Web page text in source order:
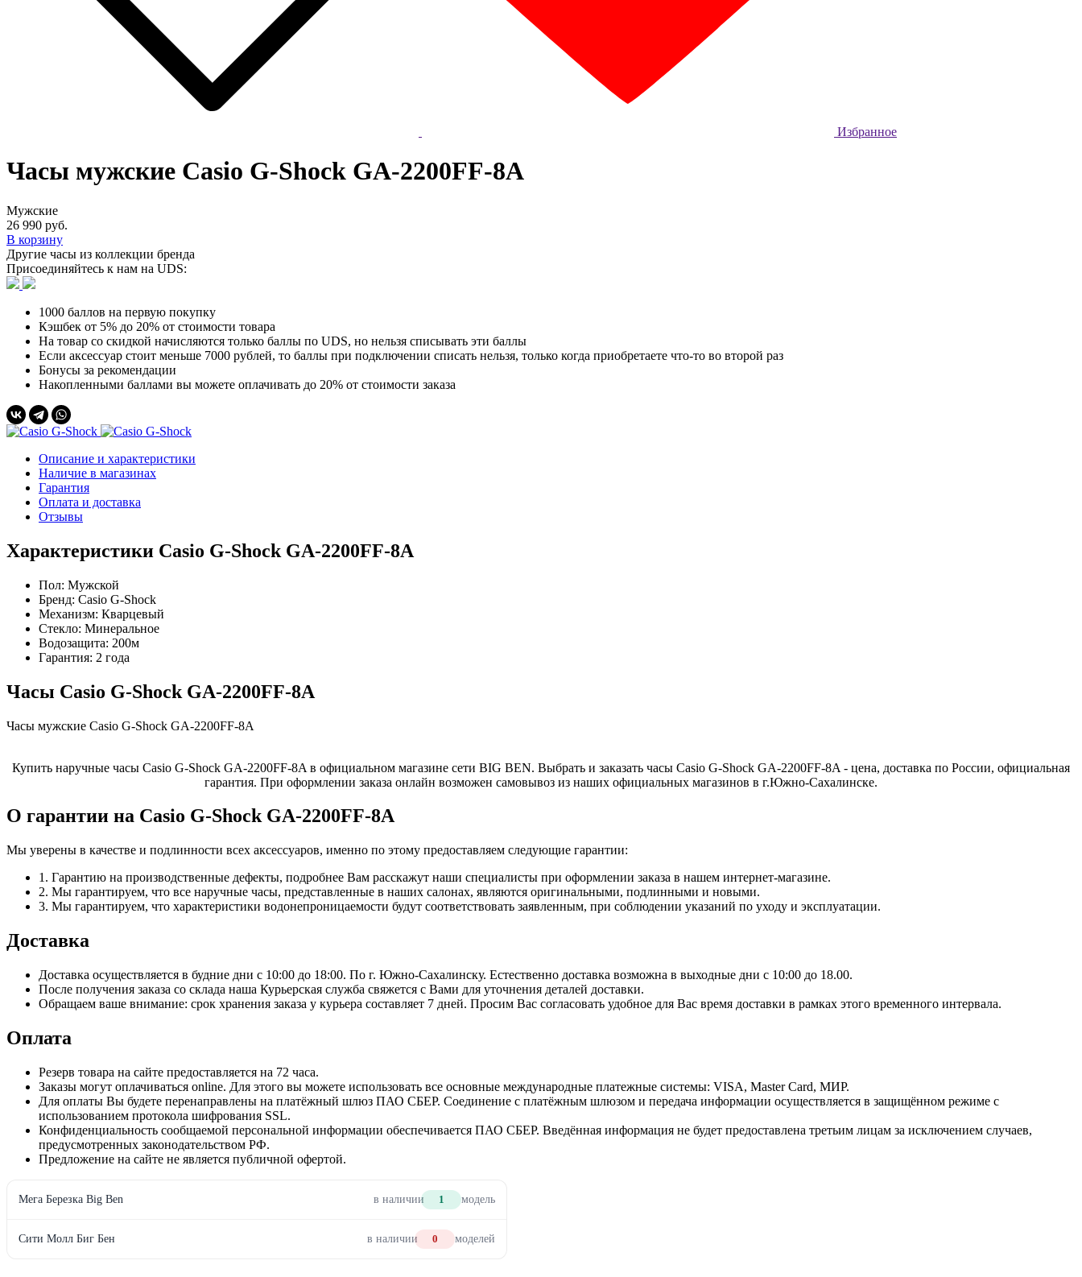
Избранное
Часы мужские Casio G-Shock GA-2200FF-8A
Мужские
26 990 руб.
В корзину
Другие часы из коллекции бренда
Присоединяйтесь к нам на UDS:
1000 баллов на первую покупку
Кэшбек от 5% до 20% от стоимости товара
На товар со скидкой начисляются только баллы по UDS, но нельзя списывать эти баллы
Если аксессуар стоит меньше 7000 рублей, то баллы при подключении списать нельзя, только когда приобретаете что-то во второй раз
Бонусы за рекомендации
Накопленными баллами вы можете оплачивать до 20% от стоимости заказа
Описание и характеристики
Наличие в магазинах
Гарантия
Оплата и доставка
Отзывы
Характеристики Casio G-Shock GA-2200FF-8A
Пол: Мужской
Бренд: Casio G-Shock
Механизм: Кварцевый
Стекло: Минеральное
Водозащита: 200м
Гарантия: 2 года
Часы Casio G-Shock GA-2200FF-8A
Часы мужские Casio G-Shock GA-2200FF-8A
Купить наручные часы Casio G-Shock GA-2200FF-8A в официальном магазине сети BIG BEN. Выбрать и заказать часы Casio G-Shock GA-2200FF-8A - цена, доставка по России, официальная
гарантия. При оформлении заказа онлайн возможен самовывоз из наших официальных магазинов в г.Южно-Сахалинске.
О гарантии на Casio G-Shock GA-2200FF-8A
Мы уверены в качестве и подлинности всех аксессуаров, именно по этому предоставляем следующие гарантии:
1. Гарантию на производственные дефекты, подробнее Вам расскажут наши специалисты при оформлении заказа в нашем интернет-магазине.
2. Мы гарантируем, что все наручные часы, представленные в наших салонах, являются оригинальными, подлинными и новыми.
3. Мы гарантируем, что характеристики водонепроницаемости будут соответствовать заявленным, при соблюдении указаний по уходу и эксплуатации.
Доставка
Доставка осуществляется в будние дни с 10:00 до 18:00. По г. Южно-Сахалинску. Естественно доставка возможна в выходные дни с 10:00 до 18.00.
После получения заказа со склада наша Курьерская служба свяжется с Вами для уточнения деталей доставки.
Обращаем ваше внимание: срок хранения заказа у курьера составляет 7 дней. Просим Вас согласовать удобное для Вас время доставки в рамках этого временного интервала.
Оплата
Резерв товара на сайте предоставляется на 72 часа.
Заказы могут оплачиваться online. Для этого вы можете использовать все основные международные платежные системы: VISA, Master Card, МИР.
Для оплаты Вы будете перенаправлены на платёжный шлюз ПАО СБЕР. Соединение с платёжным шлюзом и передача информации осуществляется в защищённом режиме с
использованием протокола шифрования SSL.
Конфиденциальность сообщаемой персональной информации обеспечивается ПАО СБЕР. Введённая информация не будет предоставлена третьим лицам за исключением случаев,
предусмотренных законодательством РФ.
Предложение на сайте не является публичной офертой.
Мега Березка Big Ben в наличии 1 модель
Сити Молл Биг Бен в наличии 0 моделей